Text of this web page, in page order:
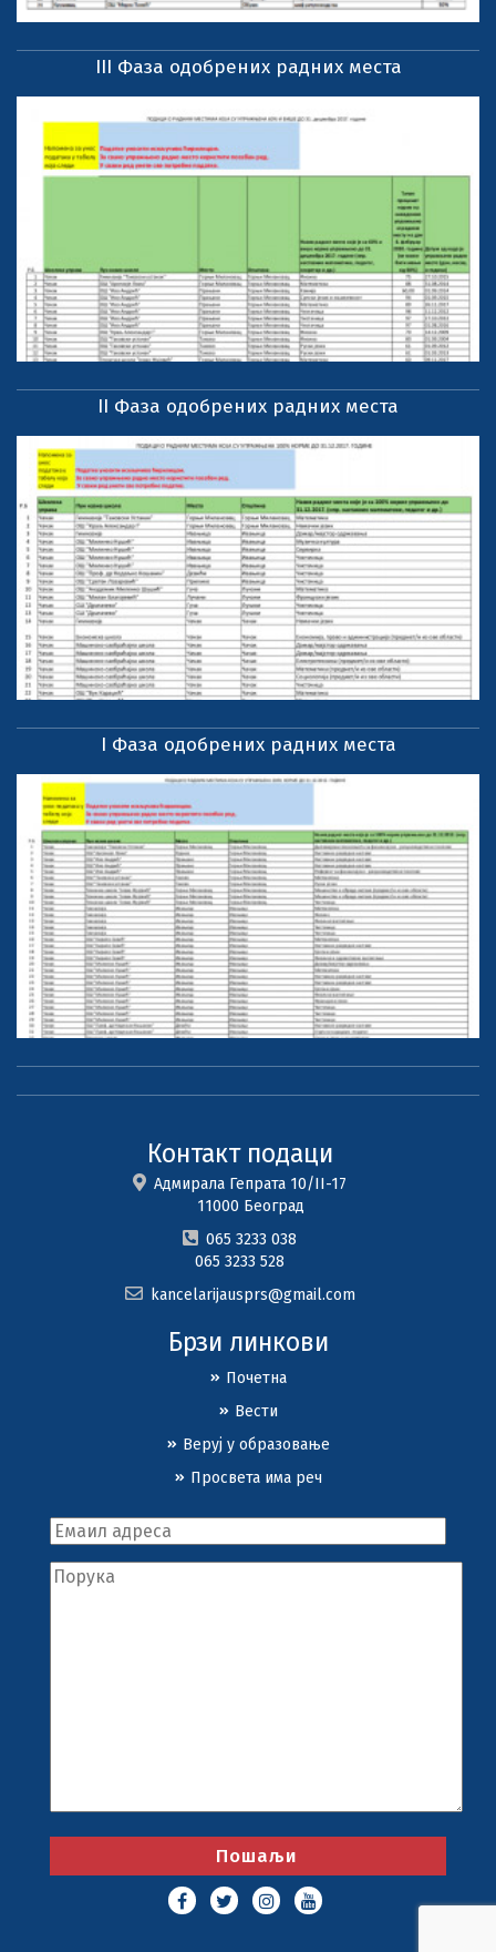
III Фаза одобрених радних места
II Фаза одобрених радних места
I Фаза одобрених радних места
Контакт подаци
Адмирала Гепрата 10/II-17
11000 Београд
065 3233 038
065 3233 528
kancelarijausprs@gmail.com
Брзи линкови
Почетна
Вести
Веруј у образовање
Просвета има реч